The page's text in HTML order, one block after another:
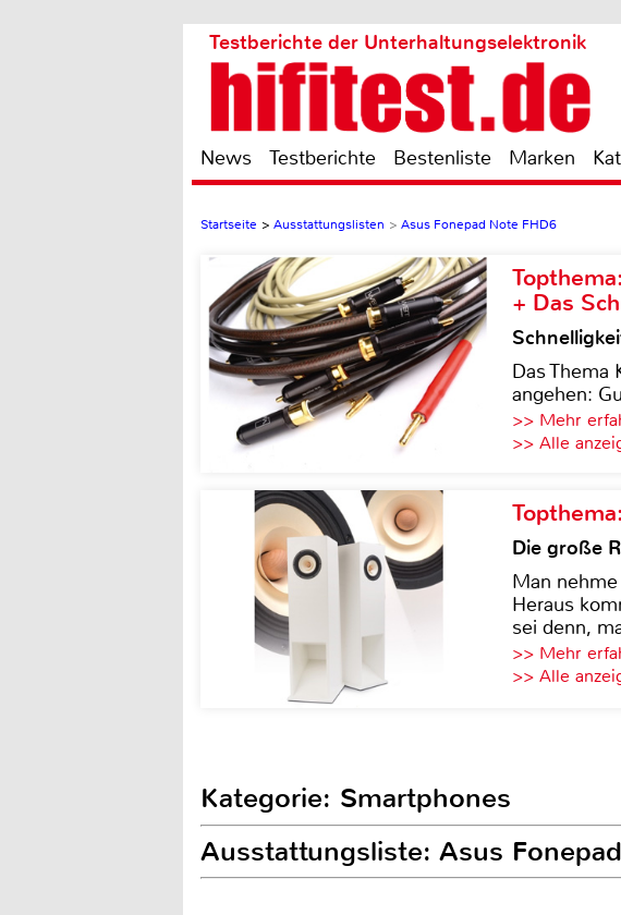
Testberichte der Unterhaltungselektronik
News Testberichte Bestenliste Marken
Startseite > Ausstattungslisten > Asus Fonepad Note FHD6
+ Das
Das Thema
angehen:
>> Mehr
>> Alle
Die große
Man
Heraus
sei denn,
>> Mehr
>> Alle
Kategorie: Smartphones
Ausstattungsliste: Asus